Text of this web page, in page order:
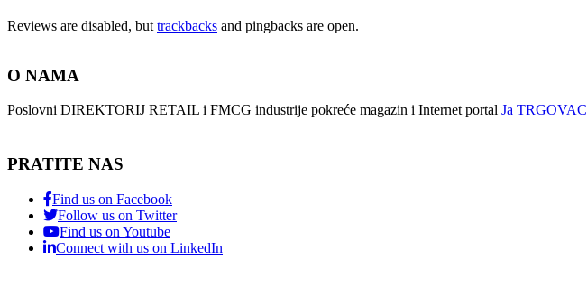
Reviews are disabled, but trackbacks and pingbacks are open.
O NAMA
Poslovni DIREKTORIJ RETAIL i FMCG industrije pokreće magazin i Internet portal Ja TRGOVAC
PRATITE NAS
Find us on Facebook
Follow us on Twitter
Find us on Youtube
Connect with us on LinkedIn